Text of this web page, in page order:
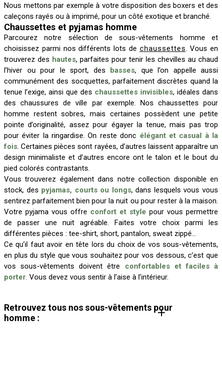
Nous mettons par exemple à votre disposition des boxers et des
caleçons rayés ou à imprimé, pour un côté exotique et branché.
Chaussettes et pyjamas homme
Parcourez notre sélection de sous-vêtements homme et
choisissez parmi nos différents lots de chaussettes. Vous en
trouverez des hautes, parfaites pour tenir les chevilles au chaud
l’hiver ou pour le sport, des basses, que l’on appelle aussi
communément des socquettes, parfaitement discrètes quand la
tenue l’exige, ainsi que des chaussettes invisibles, idéales dans
des chaussures de ville par exemple. Nos chaussettes pour
homme restent sobres, mais certaines possèdent une petite
pointe d’originalité, assez pour égayer la tenue, mais pas trop
pour éviter la ringardise. On reste donc élégant et casual à la
fois. Certaines pièces sont rayées, d’autres laissent apparaître un
design minimaliste et d’autres encore ont le talon et le bout du
pied colorés contrastants.
Vous trouverez également dans notre collection disponible en
stock, des pyjamas, courts ou longs, dans lesquels vous vous
sentirez parfaitement bien pour la nuit ou pour rester à la maison.
Votre pyjama vous offre confort et style pour vous permettre
de passer une nuit agréable. Faites votre choix parmi les
différentes pièces : tee-shirt, short, pantalon, sweat zippé…
Ce qu’il faut avoir en tête lors du choix de vos sous-vêtements,
en plus du style que vous souhaitez pour vos dessous, c’est que
vos sous-vêtements doivent être confortables et faciles à
porter. Vous devez vous sentir à l’aise à l’intérieur.
Retrouvez tous nos sous-vêtements pour
homme :